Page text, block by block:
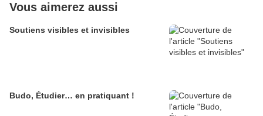
Vous aimerez aussi
Soutiens visibles et invisibles
Budo, Étudier… en pratiquant !